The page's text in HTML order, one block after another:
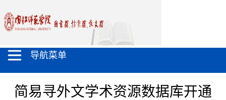
导航菜单
简易寻外文学术资源数据库开通